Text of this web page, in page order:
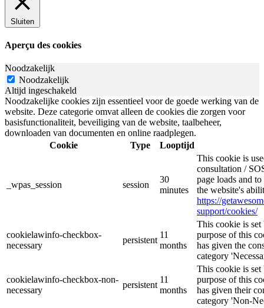
Sluiten
Aperçu des cookies
Noodzakelijk
Noodzakelijk
Altijd ingeschakeld
Noodzakelijke cookies zijn essentieel voor de goede werking van de
website. Deze categorie omvat alleen de cookies die zorgen voor
basisfunctionaliteit, beveiliging van de website, taalbeheer,
downloaden van documenten en online raadplegen.
Cookie
Type Looptijd
_wpas_session session
30
minutes
This cookie is
consultation /
page loads and
the website's
https://
support/cookies/
cookielawinfo-checkbox-
necessary
persistent
11
months
This cookie is
purpose of this
has given the
category
cookielawinfo-checkbox-non-
necessary
persistent
11
months
This cookie is
purpose of this
has given their
category 'Non-